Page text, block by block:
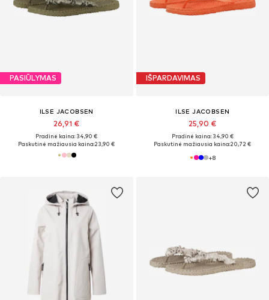
PASIŪLYMAS
ILSE JACOBSEN
26,91 €
Pradinė kaina: 34,90 €
Paskutinė mažiausia kaina:23,90 €
IŠPARDAVIMAS
ILSE JACOBSEN
25,90 €
Pradinė kaina: 34,90 €
Paskutinė mažiausia kaina:20,72 €
+8